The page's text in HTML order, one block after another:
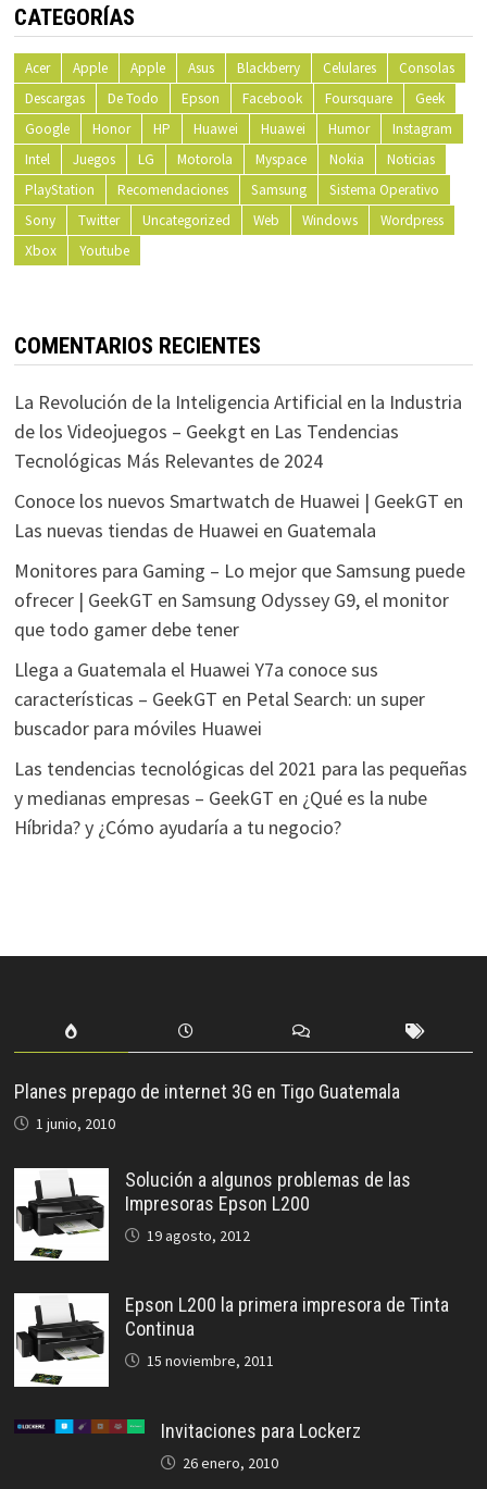
CATEGORÍAS
Acer Apple Apple Asus Blackberry Celulares
Consolas
Descargas
De Todo Epson Facebook Foursquare
Geek
Google
Honor HP Huawei Huawei Humor
Instagram
Intel
Juegos LG Motorola Myspace Nokia
Noticias
PlayStation
Recomendaciones Samsung
Sistema Operativo
Sony
Twitter Uncategorized Web Windows
Wordpress
Xbox
Youtube
COMENTARIOS RECIENTES
La Revolución de la Inteligencia Artificial en la Industria
de los Videojuegos – Geekgten Las Tendencias
Tecnológicas Más Relevantes de 2024
Conoce los nuevos Smartwatch de Huawei | GeekGT en
Las nuevas tiendas de Huawei en Guatemala
Monitores para Gaming – Lo mejor que Samsung puede
ofrecer | GeekGT en Samsung Odyssey G9, el monitor
que todo gamer debe tener
Llega a Guatemala el Huawei Y7a conoce sus
características – GeekGT en Petal Search: un super
buscador para móviles Huawei
Las tendencias tecnológicas del 2021 para las pequeñas
y medianas empresas – GeekGT en ¿Qué es la nube
Híbrida? y ¿Cómo ayudaría a tu negocio?
Planes prepago de internet 3G en Tigo Guatemala
1 junio, 2010
Solución a algunos problemas de las
Impresoras Epson L200
19 agosto, 2012
Epson L200 la primera impresora de Tinta
Continua
15 noviembre, 2011
Invitaciones para Lockerz
26 enero, 2010